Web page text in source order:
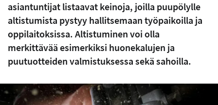
asiantuntijat listaavat keinoja, joilla puupölylle
altistumista pystyy hallitsemaan työpaikoilla ja
oppilaitoksissa. Altistuminen voi olla
merkittävää esimerkiksi huonekalujen ja
puutuotteiden valmistuksessa sekä sahoilla.